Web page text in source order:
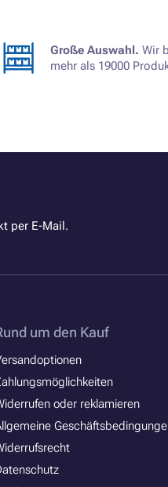
Große Auswahl. Wir
mehr als 19000
per E-Mail.
um den Kauf
oder reklamieren